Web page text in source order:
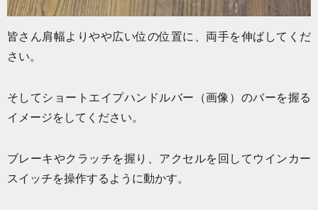
皆さん肩幅よりやや広い位の位置に、両手を伸ばしてくだ
さい。
そしてショートエイプハンドルバー（画像）のバーを握る
イメージをしてください。
ブレーキやクラッチを握り、アクセルを回してウインカー
スイッチを操作するように動かす。